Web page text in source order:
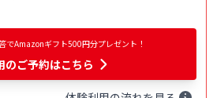
でAmazonギフト500円分プレゼント！
のご予約はこちら